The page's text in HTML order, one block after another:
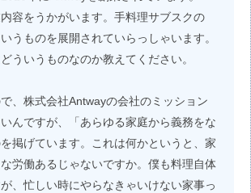
容をうかがいます。手料理サブスクの
いうものを展開されていらっしゃいます。
ういうものなのか教えてください。
で、株式会社Antwayの会社のミッション
んですが、「あらゆる家庭から義務をな
掲げています。これは何かというと、家
労働あるじゃないですか。僕も料理自体
、忙しい時にやらなきゃいけない家事っ